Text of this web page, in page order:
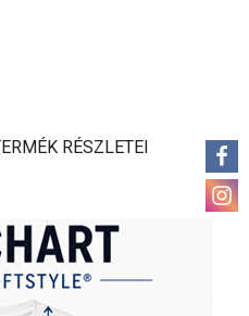
RÉSZLETEI